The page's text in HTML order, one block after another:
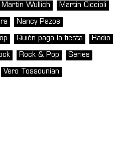
Martin Wullich Martín Ciccioli
Nancy Pazos
Quién paga la fiesta Radio
Rock & Pop Series
Vero Tossounian